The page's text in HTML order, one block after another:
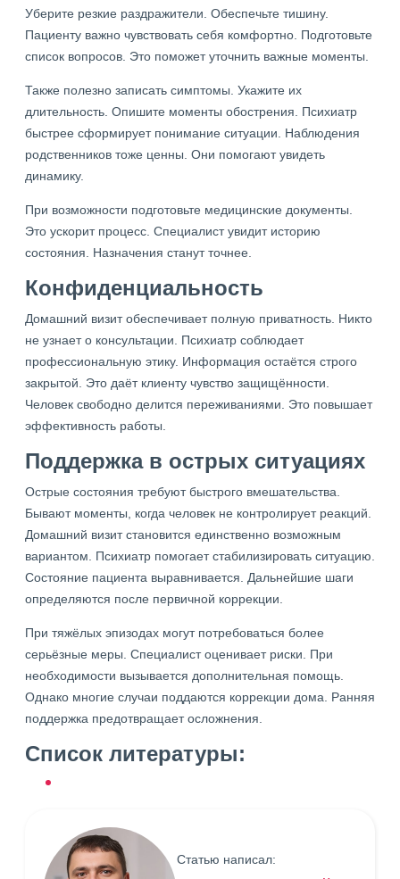
Уберите резкие раздражители. Обеспечьте тишину.
Пациенту важно чувствовать себя комфортно. Подготовьте
список вопросов. Это поможет уточнить важные моменты.
Также полезно записать симптомы. Укажите их
длительность. Опишите моменты обострения. Психиатр
быстрее сформирует понимание ситуации. Наблюдения
родственников тоже ценны. Они помогают увидеть
динамику.
При возможности подготовьте медицинские документы.
Это ускорит процесс. Специалист увидит историю
состояния. Назначения станут точнее.
Конфиденциальность
Домашний визит обеспечивает полную приватность. Никто
не узнает о консультации. Психиатр соблюдает
профессиональную этику. Информация остаётся строго
закрытой. Это даёт клиенту чувство защищённости.
Человек свободно делится переживаниями. Это повышает
эффективность работы.
Поддержка в острых ситуациях
Острые состояния требуют быстрого вмешательства.
Бывают моменты, когда человек не контролирует реакций.
Домашний визит становится единственно возможным
вариантом. Психиатр помогает стабилизировать ситуацию.
Состояние пациента выравнивается. Дальнейшие шаги
определяются после первичной коррекции.
При тяжёлых эпизодах могут потребоваться более
серьёзные меры. Специалист оценивает риски. При
необходимости вызывается дополнительная помощь.
Однако многие случаи поддаются коррекции дома. Ранняя
поддержка предотвращает осложнения.
Список литературы:
Статью написал: